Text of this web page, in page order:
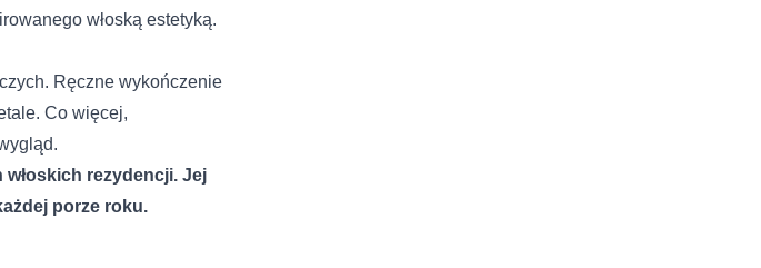
włoską estetyką.
Ręczne wykończenie
Co więcej,
rezydencji. Jej
porze roku.
Z O.O. moich danych osobowych zgodnie z przepisami o
zrozumieć, w jaki sposób różni użytkownicy zachowują się
na stronach internetowych. Celem jest wyświetlanie
i tym samym bardziej cenne dla wydawców i